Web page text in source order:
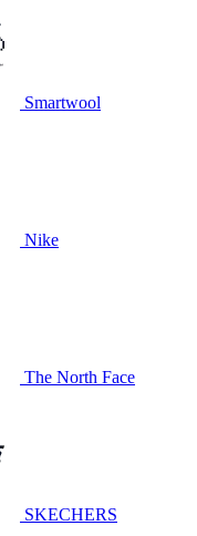
Smartwool
Nike
The North Face
SKECHERS